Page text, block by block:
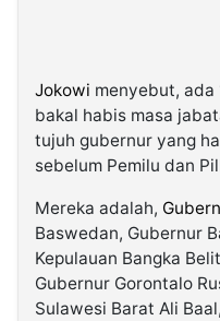
Jokowi menyebut, ada
bakal habis masa
tujuh gubernur yang
sebelum Pemilu dan
Mereka adalah,
Baswedan, Gubernur
Kepulauan Bangka
Gubernur Gorontalo
Sulawesi Barat Ali